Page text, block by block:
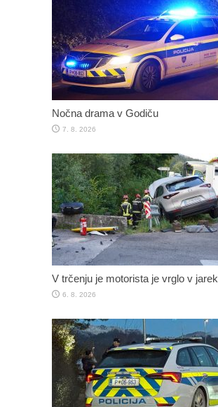
Nočna drama v Godiču
7. 8. 2026
V trčenju je motorista je vrglo v jarek
6. 8. 2026